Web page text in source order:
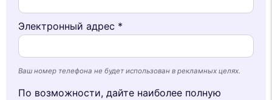
Электронный адрес *
Ваш номер телефона не будет использован в рекламных целях.
По возможности, дайте наиболее полную